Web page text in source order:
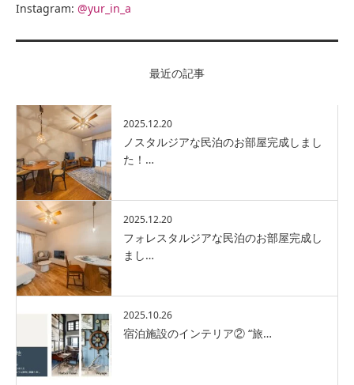
Instagram: @yur_in_a
最近の記事
2025.12.20
ノスタルジアな民泊のお部屋完成しまし
た！…
2025.12.20
フォレスタルジアな民泊のお部屋完成し
まし…
2025.10.26
宿泊施設のインテリア② “旅…